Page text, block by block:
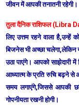
जीवन में आपकी तनातनी रहेगी।
तुला दैनिक राशिफल (Libra
लिए उत्तम रहने वाला है,उन्हें
बिजनेस भी अच्छा चलेगा,लेकिन
उठा पाएंगे। आपको साझेदारी
आध्यात्म के प्रति रुचि बढ़ने से
समय लगाएंगे,जिससे आपकी
गोपनीयता रखनी होगी।